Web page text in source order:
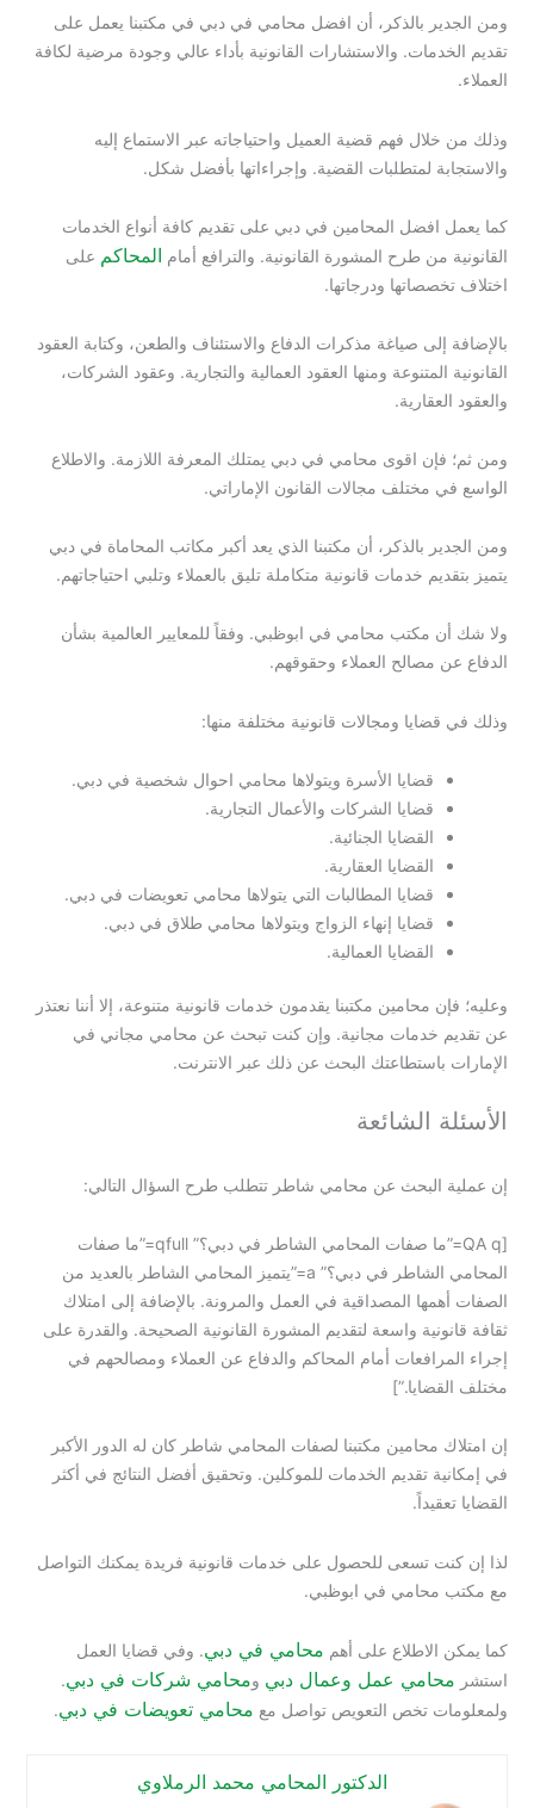
ومن الجدير بالذكر، أن افضل محامي في دبي في مكتبنا يعمل على
تقديم الخدمات. والاستشارات القانونية بأداء عالي وجودة مرضية لكافة
العملاء.
وذلك من خلال فهم قضية العميل واحتياجاته عبر الاستماع إليه
والاستجابة لمتطلبات القضية. وإجراءاتها بأفضل شكل.
كما يعمل افضل المحامين في دبي على تقديم كافة أنواع الخدمات
القانونية من طرح المشورة القانونية. والترافع أمام المحاكم على
اختلاف تخصصاتها ودرجاتها.
بالإضافة إلى صياغة مذكرات الدفاع والاستئناف والطعن، وكتابة العقود
القانونية المتنوعة ومنها العقود العمالية والتجارية. وعقود الشركات،
والعقود العقارية.
ومن ثم؛ فإن اقوى محامي في دبي يمتلك المعرفة اللازمة. والاطلاع
الواسع في مختلف مجالات القانون الإماراتي.
ومن الجدير بالذكر، أن مكتبنا الذي يعد أكبر مكاتب المحاماة في دبي
يتميز بتقديم خدمات قانونية متكاملة تليق بالعملاء وتلبي احتياجاتهم.
ولا شك أن مكتب محامي في ابوظبي. وفقاً للمعايير العالمية بشأن
الدفاع عن مصالح العملاء وحقوقهم.
وذلك في قضايا ومجالات قانونية مختلفة منها:
قضايا الأسرة ويتولاها محامي احوال شخصية في دبي.
قضايا الشركات والأعمال التجارية.
القضايا الجنائية.
القضايا العقارية.
قضايا المطالبات التي يتولاها محامي تعويضات في دبي.
قضايا إنهاء الزواج ويتولاها محامي طلاق في دبي.
القضايا العمالية.
وعليه؛ فإن محامين مكتبنا يقدمون خدمات قانونية متنوعة، إلا أننا نعتذر
عن تقديم خدمات مجانية. وإن كنت تبحث عن محامي مجاني في
الإمارات باستطاعتك البحث عن ذلك عبر الانترنت.
الأسئلة الشائعة
إن عملية البحث عن محامي شاطر تتطلب طرح السؤال التالي:
[QA q=”ما صفات المحامي الشاطر في دبي؟” qfull=”ما صفات
المحامي الشاطر في دبي؟” a=”يتميز المحامي الشاطر بالعديد من
الصفات أهمها المصداقية في العمل والمرونة. بالإضافة إلى امتلاك
ثقافة قانونية واسعة لتقديم المشورة القانونية الصحيحة. والقدرة على
إجراء المرافعات أمام المحاكم والدفاع عن العملاء ومصالحهم في
مختلف القضايا.”]
إن امتلاك محامين مكتبنا لصفات المحامي شاطر كان له الدور الأكبر
في إمكانية تقديم الخدمات للموكلين. وتحقيق أفضل النتائج في أكثر
القضايا تعقيداً.
لذا إن كنت تسعى للحصول على خدمات قانونية فريدة يمكنك التواصل
مع مكتب محامي في ابوظبي.
كما يمكن الاطلاع على أهم محامي في دبي. وفي قضايا العمل
استشر محامي عمل وعمال دبي ومحامي شركات في دبي.
ولمعلومات تخص التعويص تواصل مع محامي تعويضات في دبي.
الدكتور المحامي محمد الرملاوي